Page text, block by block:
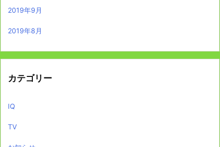
2019年9月
2019年8月
カテゴリー
IQ
TV